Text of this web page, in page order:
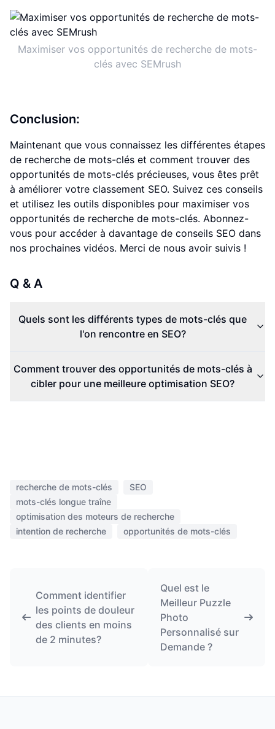
Maximiser vos opportunités de recherche de mots-
clés avec SEMrush
Conclusion:
Maintenant que vous connaissez les différentes étapes
de recherche de mots-clés et comment trouver des
opportunités de mots-clés précieuses, vous êtes prêt
à améliorer votre classement SEO. Suivez ces conseils
et utilisez les outils disponibles pour maximiser vos
opportunités de recherche de mots-clés. Abonnez-
vous pour accéder à davantage de conseils SEO dans
nos prochaines vidéos. Merci de nous avoir suivis !
Q & A
Quels sont les différents types de mots-clés que
l'on rencontre en SEO?
Comment trouver des opportunités de mots-clés à
cibler pour une meilleure optimisation SEO?
recherche de mots-clés
SEO
mots-clés longue traîne
optimisation des moteurs de recherche
intention de recherche
opportunités de mots-clés
Comment identifier
les points de douleur
des clients en moins
de 2 minutes?
Quel est le
Meilleur Puzzle
Photo
Personnalisé sur
Demande ?